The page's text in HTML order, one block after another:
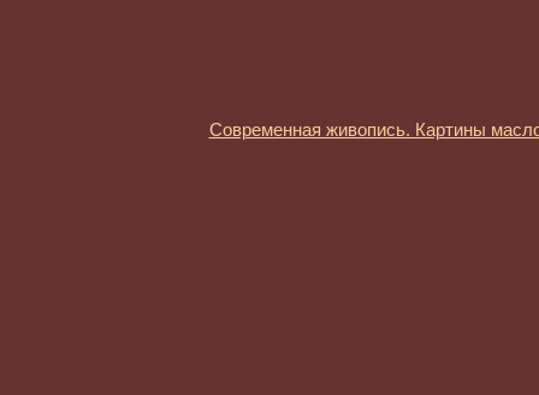
Современная живопись. Картины